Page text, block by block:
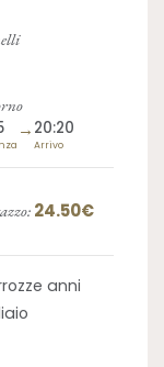
→ 20:20
Arrivo
24.50€
anni